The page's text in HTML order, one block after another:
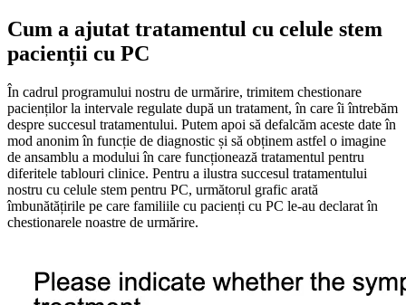
Cum a ajutat tratamentul cu celule stem
pacienții cu PC
În cadrul programului nostru de urmărire, trimitem chestionare
pacienților la intervale regulate după un tratament, în care îi întrebăm
despre succesul tratamentului. Putem apoi să defalcăm aceste date în
mod anonim în funcție de diagnostic și să obținem astfel o imagine
de ansamblu a modului în care funcționează tratamentul pentru
diferitele tablouri clinice. Pentru a ilustra succesul tratamentului
nostru cu celule stem pentru PC, următorul grafic arată
îmbunătățirile pe care familiile cu pacienți cu PC le-au declarat în
chestionarele noastre de urmărire.